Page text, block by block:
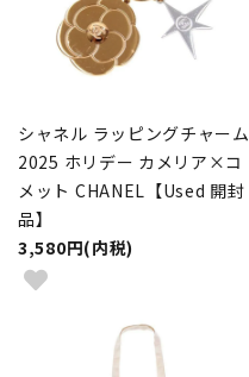
シャネル ラッピングチャーム
2025 ホリデー カメリア×コ
メット CHANEL【Used 開封
品】
3,580円(内税)